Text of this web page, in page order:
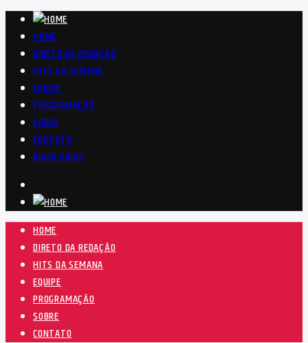
HOME
DIRETO DA REDAÇÃO
HITS DA SEMANA
EQUIPE
PROGRAMAÇÃO
SOBRE
CONTATO
OUVIR RÁDIO
HOME
DIRETO DA REDAÇÃO
HITS DA SEMANA
EQUIPE
PROGRAMAÇÃO
SOBRE
CONTATO